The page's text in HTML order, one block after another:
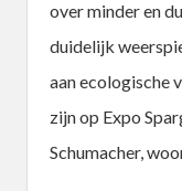
over minder en
duidelijk
aan ecologische
zijn op Expo
Schumacher,